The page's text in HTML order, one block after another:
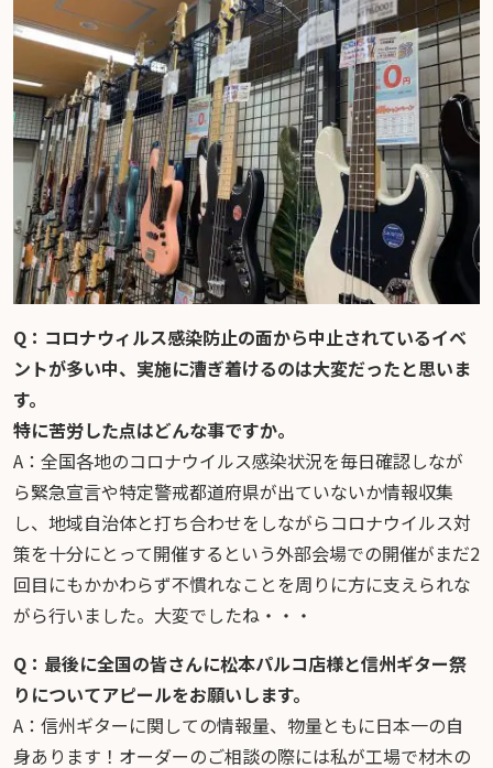
Q：コロナウィルス感染防止の面から中止されているイベ
ントが多い中、実施に漕ぎ着けるのは大変だったと思いま
す。
特に苦労した点はどんな事ですか。
A：全国各地のコロナウイルス感染状況を毎日確認しなが
ら緊急宣言や特定警戒都道府県が出ていないか情報収集
し、地域自治体と打ち合わせをしながらコロナウイルス対
策を十分にとって開催するという外部会場での開催がまだ2
回目にもかかわらず不慣れなことを周りに方に支えられな
がら行いました。大変でしたね・・・
Q：最後に全国の皆さんに松本パルコ店様と信州ギター祭
りについてアピールをお願いします。
A：信州ギターに関しての情報量、物量ともに日本一の自
身あります！オーダーのご相談の際には私が工場で材木の